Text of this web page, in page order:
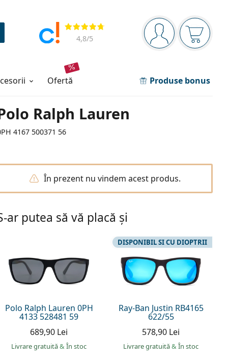
Panou de navigare
Sunteți logat
Coșul
Opinii
4,8/5
ofertă Produse bonus
Ralph Lauren
4167 500371 56
În prezent nu vindem acest produs.
ar putea să vă placă și
Polo Ralph Lauren 0PH
4133 528481 59
689,90 Lei
Livrare gratuită& În stoc
Ray-Ban Justin RB4165
622/55
DISPONIBIL SI CU DIOPTRII
578,90 Lei
Livrare gratuită& În stoc